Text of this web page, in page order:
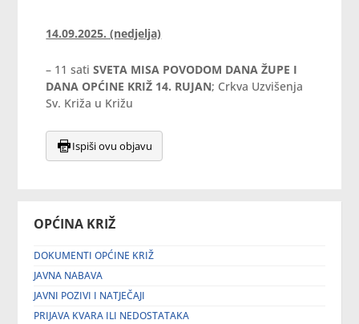
OPĆINA KRIŽ
DOKUMENTI OPĆINE KRIŽ
JAVNA NABAVA
JAVNI POZIVI I NATJEČAJI
PRIJAVA KVARA ILI NEDOSTATAKA
14.09.2025. (nedjelja)
– 11 satiSVETA MISA POVODOM DANA ŽUPE I
DANA OPĆINE KRIŽ 14. RUJAN; Crkva Uzvišenja
Sv. Križa u Križu
Ispiši ovu objavu